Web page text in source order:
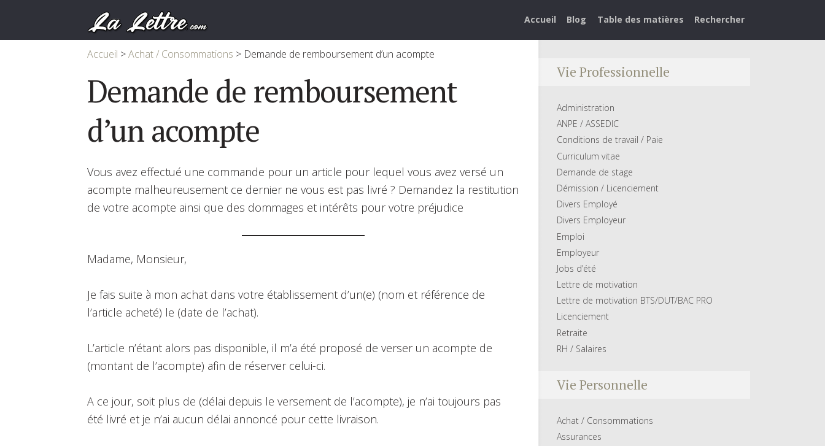
Accueil Blog Table des matières Rechercher
Accueil >Achat / Consommations > Demande de remboursement d’un acompte
Demande de remboursement
d’un acompte
Vous avez effectué une commande pour un article pour lequel vous avez versé un
acompte malheureusement ce dernier ne vous est pas livré ? Demandez la restitution
de votre acompte ainsi que des dommages et intérêts pour votre préjudice
Madame, Monsieur,
Je fais suite à mon achat dans votre établissement d’un(e) (nom et référence de
l’article acheté) le (date de l’achat).
L’article n’étant alors pas disponible, il m’a été proposé de verser un acompte de
(montant de l’acompte) afin de réserver celui-ci.
A ce jour, soit plus de (délai depuis le versement de l’acompte), je n’ai toujours pas
été livré et je n’ai aucun délai annoncé pour cette livraison.
Vie Professionnelle
Administration
ANPE / ASSEDIC
Conditions de travail / Paie
Curriculum vitae
Demande de stage
Démission / Licenciement
Divers Employé
Divers Employeur
Emploi
Employeur
Jobs d’été
Lettre de motivation
Lettre de motivation BTS/DUT/BAC PRO
Licenciement
Retraite
RH / Salaires
Vie Personnelle
Achat / Consommations
Assurances